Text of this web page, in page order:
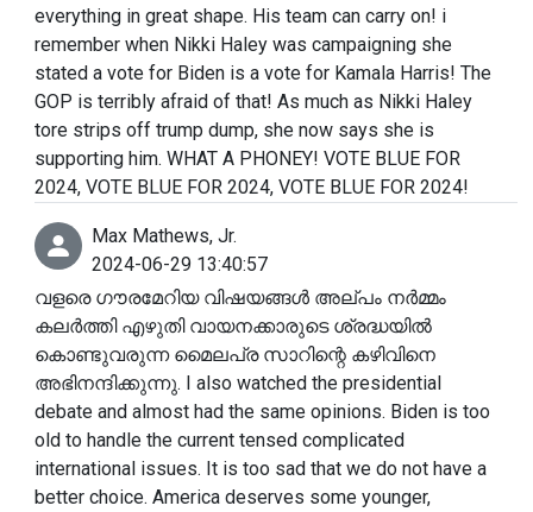
everything in great shape. His team can carry on! i
remember when Nikki Haley was campaigning she
stated a vote for Biden is a vote for Kamala Harris! The
GOP is terribly afraid of that! As much as Nikki Haley
tore strips off trump dump, she now says she is
supporting him. WHAT A PHONEY! VOTE BLUE FOR
2024, VOTE BLUE FOR 2024, VOTE BLUE FOR 2024!
Max Mathews, Jr.
2024-06-29 13:40:57
വളരെ ഗൗരമേറിയ വിഷയങ്ങൾ അല്പം നർമ്മം
കലർത്തി എഴുതി വായനക്കാരുടെ ശ്രദ്ധയിൽ
കൊണ്ടുവരുന്ന മൈലപ്ര സാറിന്റെ കഴിവിനെ
അഭിനന്ദിക്കുന്നു. I also watched the presidential
debate and almost had the same opinions. Biden is too
old to handle the current tensed complicated
international issues. It is too sad that we do not have a
better choice. America deserves some younger,